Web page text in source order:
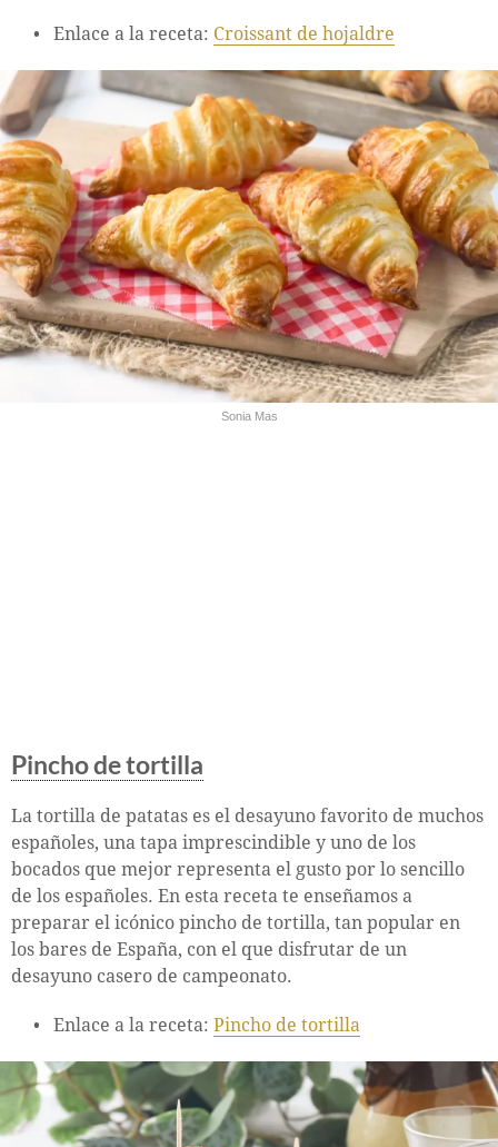
Enlace a la receta: Croissant de hojaldre
Sonia Mas
Pincho de tortilla
La tortilla de patatas es el desayuno favorito de muchos
españoles, una tapa imprescindible y uno de los
bocados que mejor representa el gusto por lo sencillo
de los españoles. En esta receta te enseñamos a
preparar el icónico pincho de tortilla, tan popular en
los bares de España, con el que disfrutar de un
desayuno casero de campeonato.
Enlace a la receta: Pincho de tortilla